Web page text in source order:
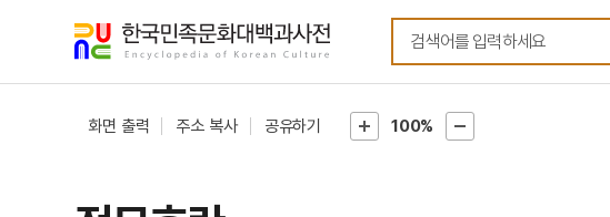
화면 출력 주소 복사 공유하기 100%